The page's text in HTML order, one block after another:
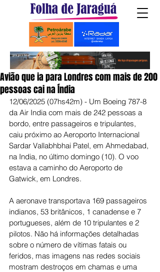
Avião que ia para Londres com mais de 200
pessoas cai na Índia
12/06/2025 (07hs42m) - Um Boeing 787-8
da Air India com mais de 242 pessoas a
bordo, entre passageiros e tripulantes,
caiu próximo ao Aeroporto Internacional
Sardar Vallabhbhai Patel, em Ahmedabad,
na India, no último domingo (10). O voo
estava a caminho do Aeroporto de
Gatwick, em Londres.
A aeronave transportava 169 passageiros
indianos, 53 britânicos, 1 canadense e 7
portugueses, além de 10 tripulantes e 2
pilotos. Não há informações detalhadas
sobre o número de vítimas fatais ou
feridos, mas imagens nas redes sociais
mostram destroços em chamas e uma